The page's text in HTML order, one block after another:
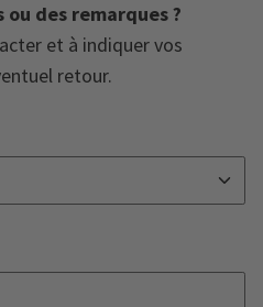
ou des remarques ?
et à indiquer vos
retour.